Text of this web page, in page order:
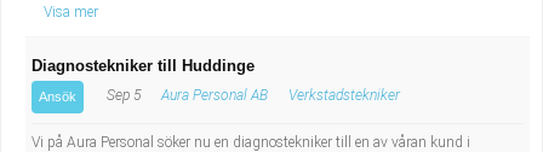
Visa mer
Diagnostekniker till Huddinge
Ansök Sep 5 Aura Personal AB Verkstadstekniker
Vi på Aura Personal söker nu en diagnostekniker till en av våran kund i